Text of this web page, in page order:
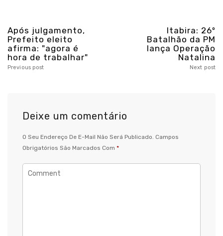
Após julgamento,
Prefeito eleito
afirma: "agora é
hora de trabalhar"
Previous post
Itabira: 26º
Batalhão da PM
lança Operação
Natalina
Next post
Deixe um comentário
O Seu Endereço De E-Mail Não Será Publicado. Campos
Obrigatórios São Marcados Com *